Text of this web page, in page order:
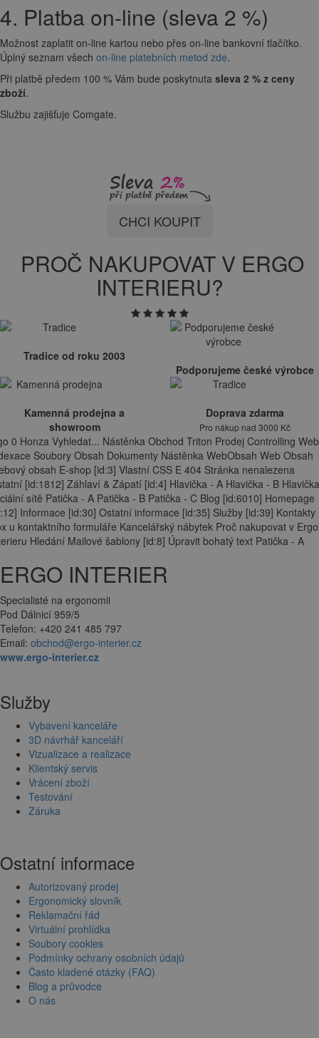
4. Platba on-line (sleva 2 %)
Možnost zaplatit on-line kartou nebo přes on-line bankovní tlačítko.
Úplný seznam všech on-line platebních metod zde.
Při platbě předem 100 % Vám bude poskytnuta sleva 2 % z ceny
zboží.
Službu zajišťuje Comgate.
CHCI KOUPIT
PROČ NAKUPOVAT V ERGO
INTERIERU?
Tradice od roku 2003
Podporujeme české výrobce
Kamenná prodejna a
showroom
Doprava zdarma
Pro nákup nad 3000 Kč
0 Honza Vyhledat... Nástěnka Obchod Triton Prodej Controlling Web
Soubory Obsah Dokumenty Nástěnka WebObsah Web Obsah
obsah E-shop [id:3] Vlastní CSS E 404 Stránka nenalezena
[id:1812] Záhlaví & Zápatí [id:4] Hlavička - A Hlavička - B
sítě Patička - A Patička - B Patička - C Blog [id:6010] Homepage
Informace [id:30] Ostatní informace [id:35] Služby [id:39] Kontakty
u kontaktního formuláře Kancelářský nábytek Proč nakupovat v Ergo
Hledání Mailové šablony [id:8] Úpravit bohatý text Patička - A
ERGO INTERIER
Specialisté na ergonomii
Pod Dálnicí 959/5
Telefon: +420 241 485 797
Email: obchod@ergo-interier.cz
www.ergo-interier.cz
Služby
Vybavení kanceláře
3D návrhář kanceláří
Vizualizace a realizace
Klientský servis
Vrácení zboží
Testování
Záruka
Ostatní informace
Autorizovaný prodej
Ergonomický slovník
Reklamační řád
Virtuální prohlídka
Soubory cookies
Podmínky ochrany osobních údajů
Často kladené otázky (FAQ)
Blog a průvodce
O nás